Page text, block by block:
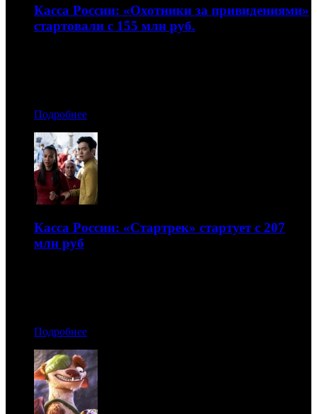
Касса России: «Охотники за привидениями»
стартовали с 155 млн руб.
Подробнее
Касса России: «Стартрек» стартует с 207
млн руб
Подробнее